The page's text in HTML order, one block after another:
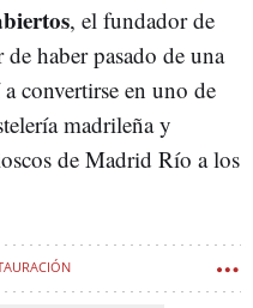
, el fundador de
haber pasado de una
convertirse en uno de
madrileña y
de Madrid Río a los